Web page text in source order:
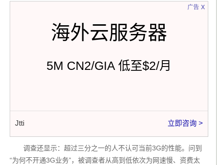
广告
海外云服务器
5M CN2/GIA 低至$2/月
Jtti 立即咨询 >
x
调查还显示：超过三分之一的人不认可当前3G的性能。问到
“为何不开通3G业务”，被调查者从高到低依次为网速慢、资费太